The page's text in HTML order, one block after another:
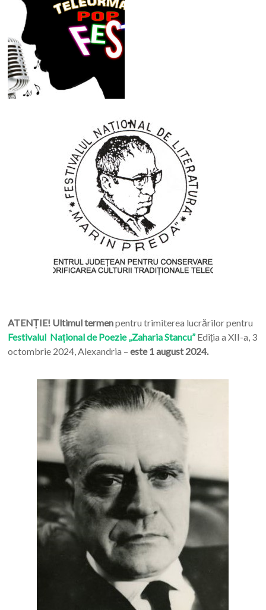
ATENȚIE! Ultimul termenpentru trimiterea lucrărilor pentru
Festivalul Național de Poezie „Zaharia Stancu”Ediția a XII-a, 3
octombrie 2024, Alexandria – este 1 august 2024.